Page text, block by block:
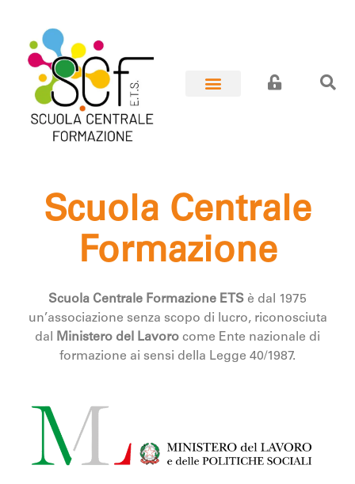
Scuola Centrale
Formazione
Scuola Centrale Formazione ETS è dal 1975
un’associazione senza scopo di lucro, riconosciuta
dal Ministero del Lavoro come Ente nazionale di
formazione ai sensi della Legge 40/1987.